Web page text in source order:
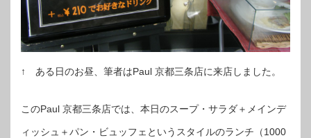
↑ ある日のお昼、筆者はPaul 京都三条店に来店しました。
このPaul 京都三条店では、本日のスープ・サラダ＋メインデ
ィッシュ＋パン・ビュッフェというスタイルのランチ（1000